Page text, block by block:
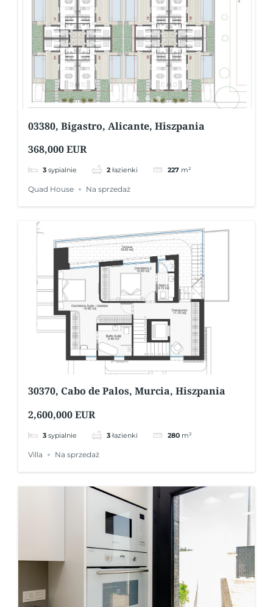
03380, Bigastro, Alicante, Hiszpania
368,000 EUR
3 sypialnie 2 łazienki 227 m²
Quad House Na sprzedaż
30370, Cabo de Palos, Murcia, Hiszpania
2,600,000 EUR
3 sypialnie 3 łazienki 280 m²
Villa Na sprzedaż